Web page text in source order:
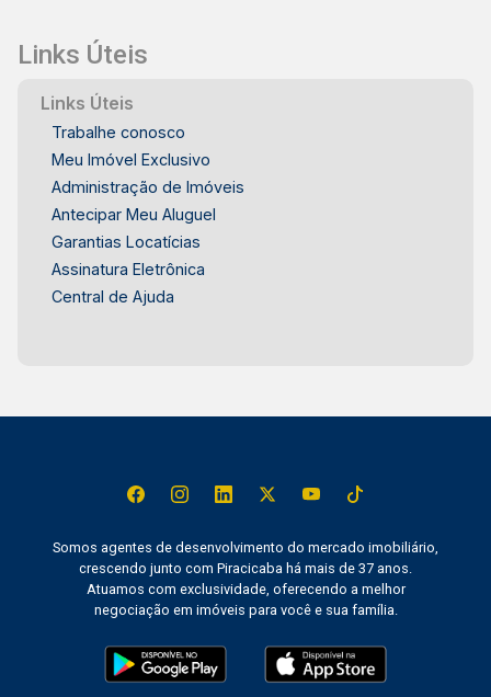
Links Úteis
Links Úteis
Trabalhe conosco
Meu Imóvel Exclusivo
Administração de Imóveis
Antecipar Meu Aluguel
Garantias Locatícias
Assinatura Eletrônica
Central de Ajuda
Somos agentes de desenvolvimento do mercado imobiliário,
crescendo junto com Piracicaba há mais de 37 anos.
Atuamos com exclusividade, oferecendo a melhor
negociação em imóveis para você e sua família.